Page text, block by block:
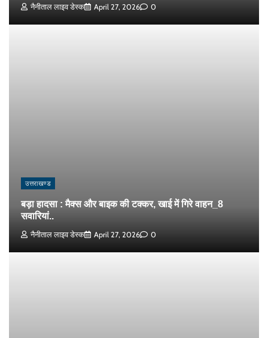
नैनीताल लाइव डेस्क April 27, 2026 0
उत्तराखण्ड
बड़ा हादसा : मैक्स और बाइक की टक्कर, खाई में गिरे वाहन_8
सवारियां..
नैनीताल लाइव डेस्क April 27, 2026 0